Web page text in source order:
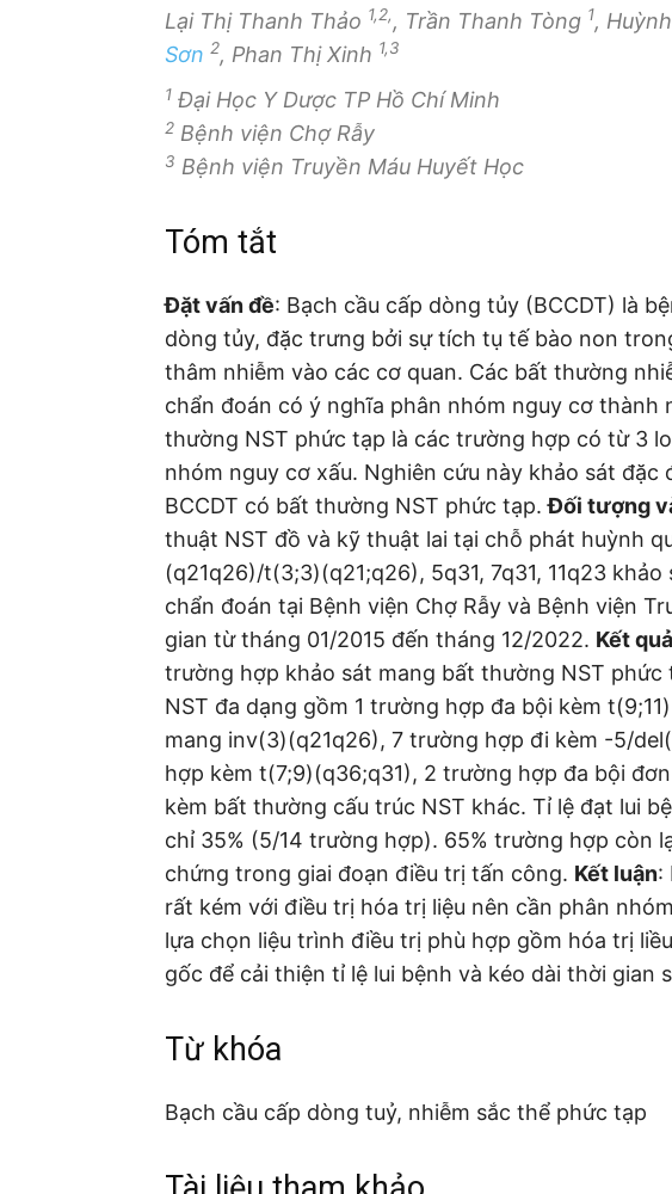
Lại Thị Thanh Thảo 1,2,, Trần Thanh Tòng 1,
Sơn 2, Phan Thị Xinh 1,3
1 Đại Học Y Dược TP Hồ Chí Minh
2 Bệnh viện Chợ Rẫy
3 Bệnh viện Truyền Máu Huyết Học
Tóm tắt
Đặt vấn đề: Bạch cầu cấp dòng tủy (BCCDT) là
dòng tủy, đặc trưng bởi sự tích tụ tế bào non
thâm nhiễm vào các cơ quan. Các bất thường
chẩn đoán có ý nghĩa phân nhóm nguy cơ thành
thường NST phức tạp là các trường hợp có từ 3
nhóm nguy cơ xấu. Nghiên cứu này khảo sát đặc
BCCDT có bất thường NST phức tạp.Đối tượng
thuật NST đồ và kỹ thuật lai tại chỗ phát huỳnh
(q21q26)/t(3;3)(q21;q26), 5q31, 7q31, 11q23
chẩn đoán tại Bệnh viện Chợ Rẫy và Bệnh viện
gian từ tháng 01/2015 đến tháng 12/2022. Kết quả
trường hợp khảo sát mang bất thường NST phức
NST đa dạng gồm 1 trường hợp đa bội kèm
mang inv(3)(q21q26), 7 trường hợp đi kèm -5/
hợp kèm t(7;9)(q36;q31), 2 trường hợp đa bội
kèm bất thường cấu trúc NST khác. Tỉ lệ đạt lui
chỉ 35% (5/14 trường hợp). 65% trường hợp còn
chứng trong giai đoạn điều trị tấn công. Kết luận:
rất kém với điều trị hóa trị liệu nên cần phân
lựa chọn liệu trình điều trị phù hợp gồm hóa trị
gốc để cải thiện tỉ lệ lui bệnh và kéo dài thời gian
Từ khóa
Bạch cầu cấp dòng tuỷ, nhiễm sắc thể phức tạp